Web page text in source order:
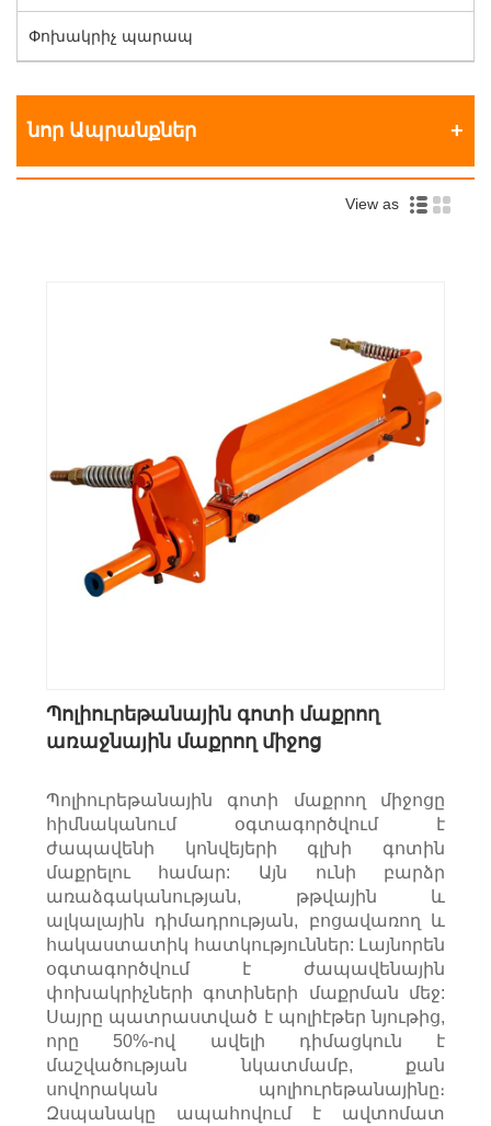
Փոխակրիչ պարապ
նոր Ապրանքներ
View as
Պոլիուրեթանային գոտի մաքրող
առաջնային մաքրող միջոց
Պոլիուրեթանային գոտի մաքրող միջոցը
հիմնականում օգտագործվում է
ժապավենի կոնվեյերի գլխի գոտին
մաքրելու համար: Այն ունի բարձր
առաձգականության, թթվային և
ալկալային դիմադրության, բոցավառող և
հակաստատիկ հատկություններ: Լայնորեն
օգտագործվում է ժապավենային
փոխակրիչների գոտիների մաքրման մեջ:
Սայրը պատրաստված է պոլիէթեր նյութից,
որը 50%-ով ավելի դիմացկուն է
մաշվածության նկատմամբ, քան
սովորական պոլիուրեթանայինը։
Զսպանակը ապահովում է ավտոմատ